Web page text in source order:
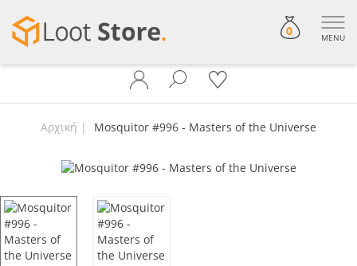
0 MENU
Αρχική Mosquitor #996 - Masters of the Universe